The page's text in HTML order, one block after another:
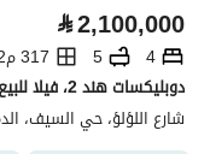
⃁2,100,000
4
5
317 م2
دوبليكسات هند 2، فيلا للبيع في السيف، الدمام
شارع اللؤلؤ، حي السيف،